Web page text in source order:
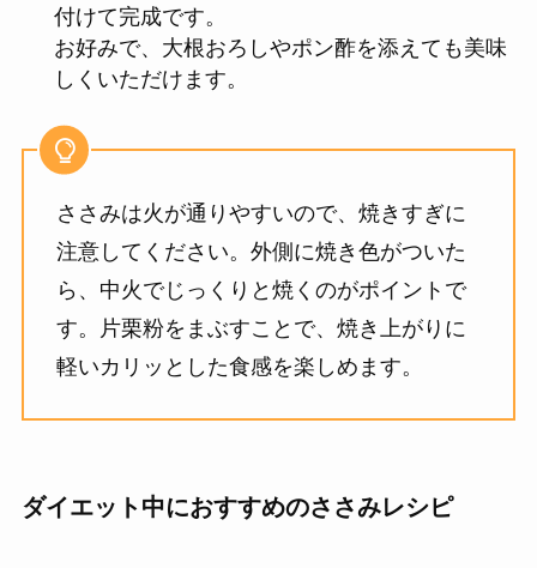
付けて完成です。
お好みで、大根おろしやポン酢を添えても美味
しくいただけます。
ささみは火が通りやすいので、焼きすぎに
注意してください。外側に焼き色がついた
ら、中火でじっくりと焼くのがポイントで
す。片栗粉をまぶすことで、焼き上がりに
軽いカリッとした食感を楽しめます。
ダイエット中におすすめのささみレシピ